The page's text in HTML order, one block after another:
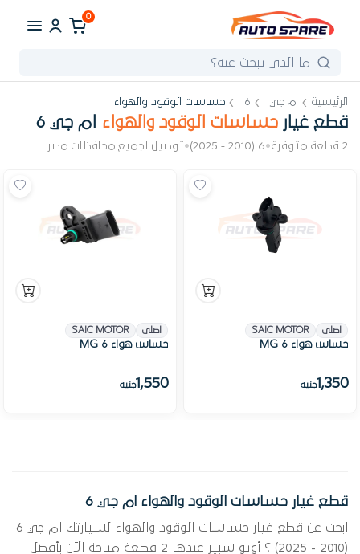
0
الرئيسية ام جي 6 حساسات الوقود والهواء
قطع غيار حساسات الوقود والهواء ام جي 6
2 قطعة متوفرة •
6 (2010 - 2025)
•توصيل لجميع محافظات مصر
اصلى SAIC MOTOR
حساس هواء MG 6
1,350جنيه
اصلى SAIC MOTOR
حساس هواء MG 6
1,550جنيه
قطع غيار حساسات الوقود والهواء ام جي 6
ابحث عن قطع غيار حساسات الوقود والهواء لسيارتك ام جي 6
(2010 - 2025) ؟ أوتو سبير عندها 2 قطعة متاحة الآن بأفضل